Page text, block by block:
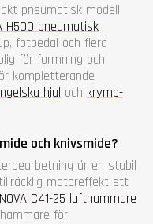
pneumatisk modell
H500 pneumatisk
fotpedal och flera
för formning och
kompletterande
hjul och krymp-
och knivsmide?
är en stabil
motoreffekt ett
NOVA C41-25 lufthammare
för